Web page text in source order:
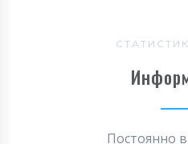
Постоянно